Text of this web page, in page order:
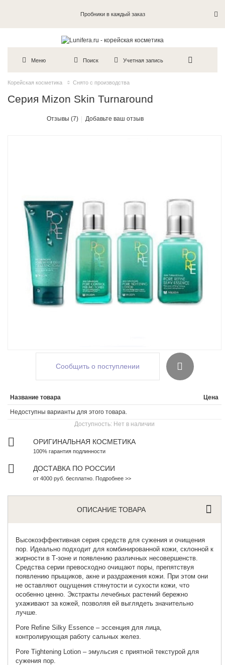
Пробники в каждый заказ
Меню Поиск Учетная запись
Корейская косметика Снято с производства
Серия Mizon Skin Turnaround
Отзывы (7) Добавьте ваш отзыв
Сообщить о поступлении
Доступность: Нет в наличии
Название товара Цена
Недоступны варианты для этого товара.
ОРИГИНАЛЬНАЯ КОСМЕТИКА
100% гарантия подлинности
ДОСТАВКА ПО РОССИИ
от 4000 руб. бесплатно. Подробнее >>
ОПИСАНИЕ ТОВАРА
Высокоэффективная серия средств для сужения и очищения
пор. Идеально подходит для комбинированной кожи, склонной к
жирности в Т-зоне и появлению различных несовершенств.
Средства серии превосходно очищают поры, препятствуя
появлению прыщиков, акне и раздражения кожи. При этом они
не оставляют ощущения стянутости и сухости кожи, что
особенно ценно. Экстракты лечебных растений бережно
ухаживают за кожей, позволяя ей выглядеть значительно
лучше.
Pore Refine Silky Essence – эссенция для лица,
контролирующая работу сальных желез.
Pore Tightening Lotion – эмульсия с приятной текстурой для
сужения пор.